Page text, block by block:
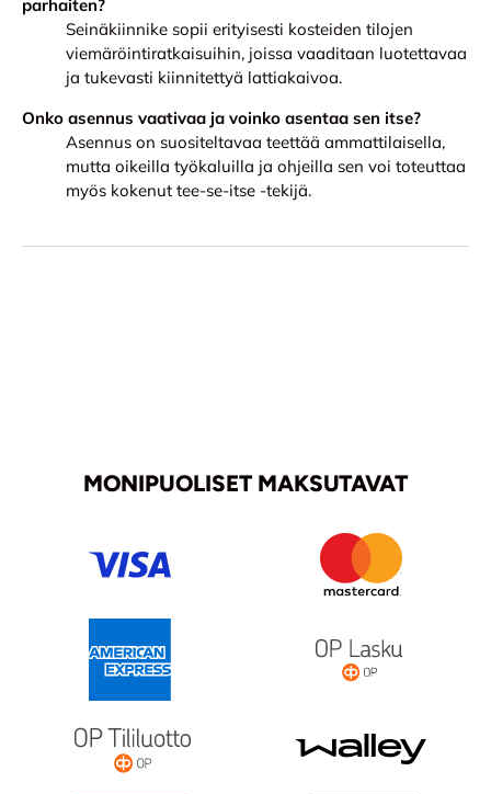
parhaiten?
Seinäkiinnike sopii erityisesti kosteiden tilojen
viemäröintiratkaisuihin, joissa vaaditaan luotettavaa
ja tukevasti kiinnitettyä lattiakaivoa.
Onko asennus vaativaa ja voinko asentaa sen itse?
Asennus on suositeltavaa teettää ammattilaisella,
mutta oikeilla työkaluilla ja ohjeilla sen voi toteuttaa
myös kokenut tee-se-itse -tekijä.
MONIPUOLISET MAKSUTAVAT